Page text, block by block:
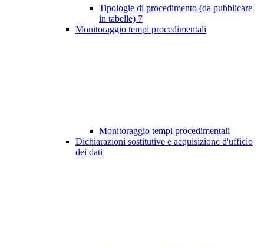
Tipologie di procedimento (da pubblicare
in tabelle) 7
Monitoraggio tempi procedimentali
Monitoraggio tempi procedimentali
Dichiarazioni sostitutive e acquisizione d'ufficio
dei dati